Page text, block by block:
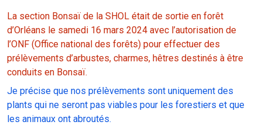
La section Bonsaï de la SHOL était de sortie en forêt
d’Orléans le samedi 16 mars 2024 avec l’autorisation de
l’ONF (Office national des forêts) pour effectuer des
prélèvements d’arbustes, charmes, hêtres destinés à être
conduits en Bonsaï.
Je précise que nos prélèvements sont uniquement des
plants qui ne seront pas viables pour les forestiers et que
les animaux ont abroutés.